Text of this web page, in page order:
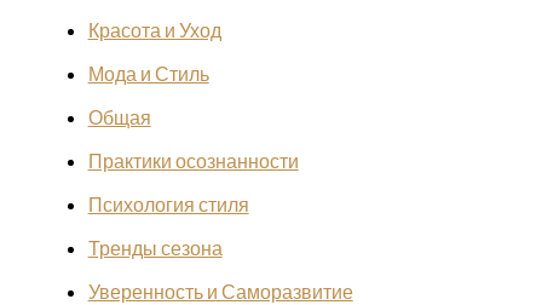
Красота и Уход
Мода и Стиль
Общая
Практики осознанности
Психология стиля
Тренды сезона
Уверенность и Саморазвитие